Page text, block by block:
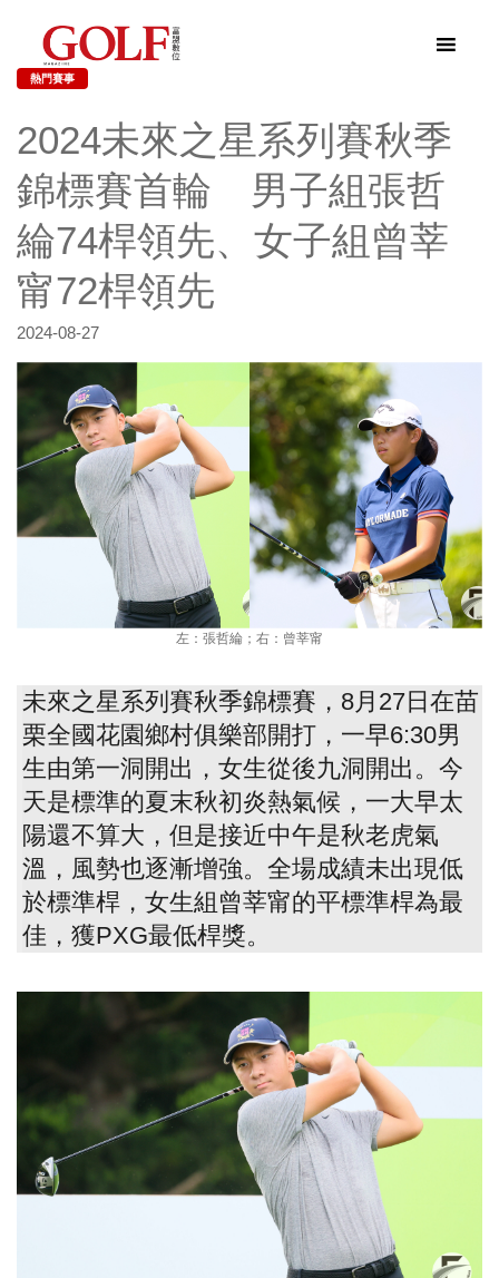
熱門賽事
2024未來之星系列賽秋季
錦標賽首輪 男子組張哲
綸74桿領先、女子組曾莘
甯72桿領先
2024-08-27
左：張哲綸；右：曾莘甯
未來之星系列賽秋季錦標賽，8月27日在苗
栗全國花園鄉村俱樂部開打，一早6:30男
生由第一洞開出，女生從後九洞開出。今
天是標準的夏末秋初炎熱氣候，一大早太
陽還不算大，但是接近中午是秋老虎氣
溫，風勢也逐漸增強。全場成績未出現低
於標準桿，女生組曾莘甯的平標準桿為最
佳，獲PXG最低桿獎。